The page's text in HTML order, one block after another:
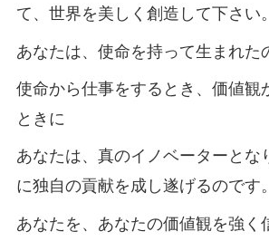
て、世界を美しく創造して下さい。
あなたは、使命を持って生まれた
使命から仕事をするとき、価値観
ときに
あなたは、真のイノベーターとな
に独自の貢献を成し遂げるのです。
あなたを、あなたの価値観を強く